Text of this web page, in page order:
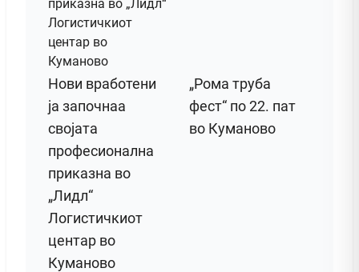
Нови вработени
ја започнаа
својата
професионална
приказна во
„Лидл“
Логистичкиот
центар во
Куманово
„Рома труба
фест“ по 22. пат
во Куманово